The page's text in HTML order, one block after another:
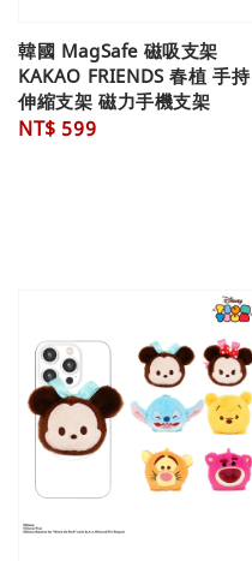
韓國 MagSafe 磁吸支架
KAKAO FRIENDS 春植 手持
伸縮支架 磁力手機支架
Regular
NT$ 599